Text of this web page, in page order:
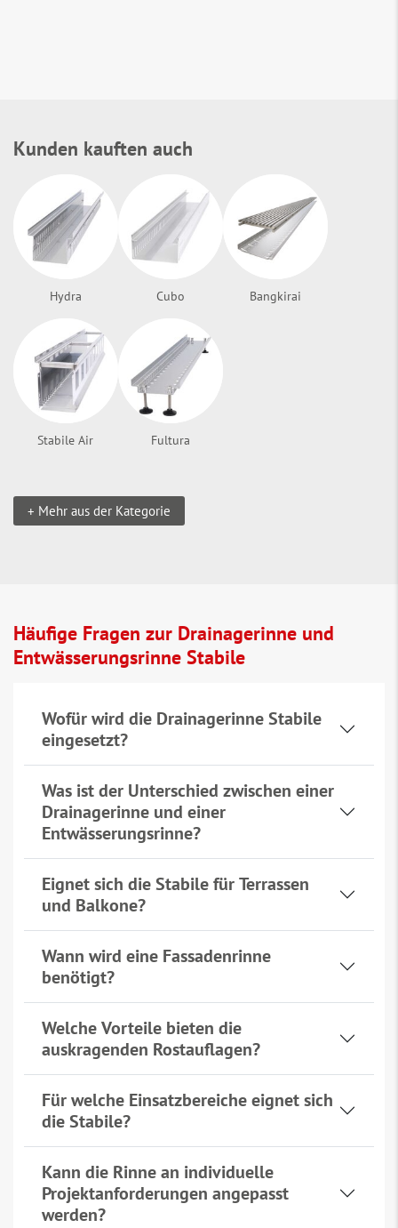
Kunden kauften auch
Hydra Cubo Bangkirai
Stabile Air Fultura
+ Mehr aus der Kategorie
Häufige Fragen zur Drainagerinne und
Entwässerungsrinne Stabile
Wofür wird die Drainagerinne Stabile
eingesetzt?
Was ist der Unterschied zwischen einer
Drainagerinne und einer
Entwässerungsrinne?
Eignet sich die Stabile für Terrassen
und Balkone?
Wann wird eine Fassadenrinne
benötigt?
Welche Vorteile bieten die
auskragenden Rostauflagen?
Für welche Einsatzbereiche eignet sich
die Stabile?
Kann die Rinne an individuelle
Projektanforderungen angepasst
werden?